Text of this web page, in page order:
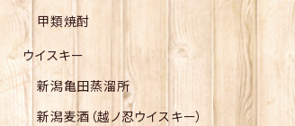
甲類焼酎
ウイスキー
新潟亀田蒸溜所
新潟麦酒（越ノ忍ウイスキー）